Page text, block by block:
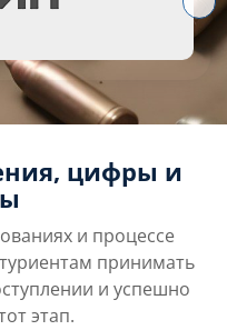
цифры и
и процессе
принимать
и успешно
этап.